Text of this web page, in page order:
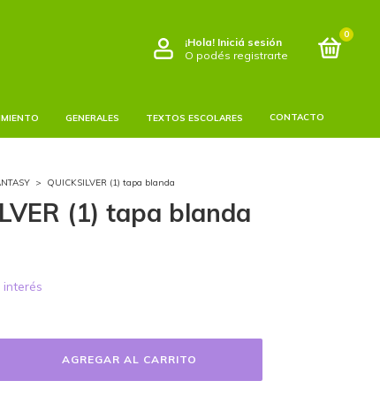
¡Hola! Iniciá sesión
O podés registrarte
0
GENERALES TEXTOS ESCOLARES CONTACTO
> QUICKSILVER (1) tapa blanda
(1) tapa blanda
interés